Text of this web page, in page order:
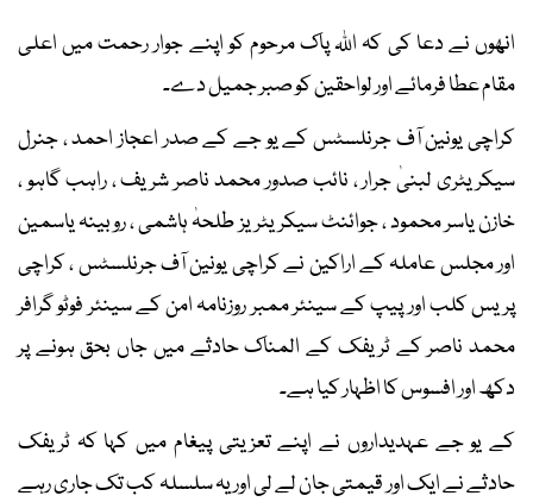
انھوں نے دعا کی کہ اللہ پاک مرحوم کو اپنے جوار رحمت میں اعلی
مقام عطا فرمائے اور لواحقین کو صبر جمیل دے۔
کراچی یونین آف جرنلسٹس کے یو جے کے صدر اعجاز احمد ، جنرل
سیکریٹری لبنیٰ جرار ، نائب صدور محمد ناصر شریف ، راہب گاہو ،
خازن یاسر محمود ، جوائنٹ سیکریٹریز طلحہٰ ہاشمی ، روبینہ یاسمین
اور مجلس عاملہ کے اراکین نے کراچی یونین آف جرنلسٹس ، کراچی
پریس کلب اور پیپ کے سینئر ممبر روزنامہ امن کے سینئر فوٹو گرافر
محمد ناصر کے ٹریفک کے المناک حادثے میں جاں بحق ہونے پر
دکھ اور افسوس کا اظہار کیا ہے۔
کے یو جے عہدیداروں نے اپنے تعزیتی پیغام میں کہا کہ ٹریفک
حادثے نے ایک اور قیمتی جان لے لی اور یہ سلسلہ کب تک جاری رہے